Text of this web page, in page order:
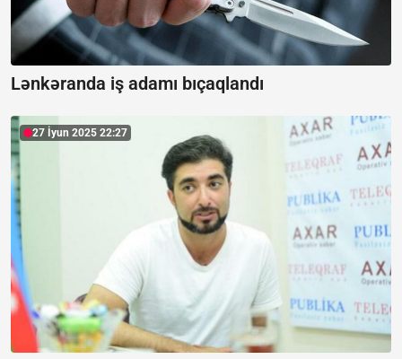
Lənkəranda iş adamı bıçaqlandı
27 İyun 2025 22:27